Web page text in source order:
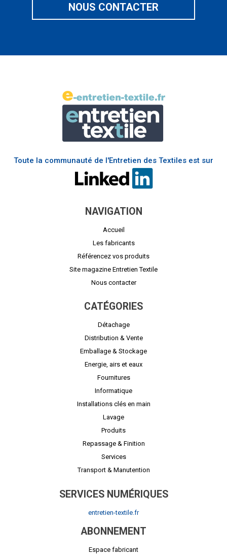
NOUS CONTACTER
Toute la communauté de l'Entretien des Textiles est sur
NAVIGATION
Accueil
Les fabricants
Référencez vos produits
Site magazine Entretien Textile
Nous contacter
CATÉGORIES
Détachage
Distribution & Vente
Emballage & Stockage
Energie, airs et eaux
Fournitures
Informatique
Installations clés en main
Lavage
Produits
Repassage & Finition
Services
Transport & Manutention
SERVICES NUMÉRIQUES
entretien-textile.fr
ABONNEMENT
Espace fabricant